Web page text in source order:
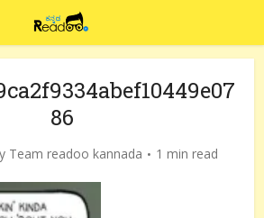
86
Team readoo kannada 1 min read